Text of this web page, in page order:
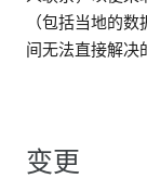
（包括当地的
间无法直接解决
变更